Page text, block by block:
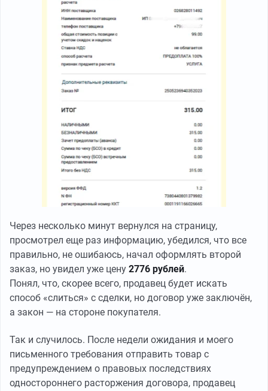
Через несколько минут вернулся на страницу,
просмотрел еще раз информацию, убедился, что все
правильно, не ошибаюсь, начал оформлять второй
заказ, но увидел уже цену 2776 рублей.
Понял, что, скорее всего, продавец будет искать
способ «слиться» с сделки, но договор уже заключён,
а закон — на стороне покупателя.
Так и случилось. После недели ожидания и моего
письменного требования отправить товар с
предупреждением о правовых последствиях
одностороннего расторжения договора, продавец